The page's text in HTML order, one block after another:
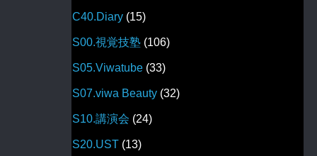
C40.Diary (15)
S00.視覚技塾 (106)
S05.Viwatube (33)
S07.viwa Beauty (32)
S10.講演会 (24)
S20.UST (13)